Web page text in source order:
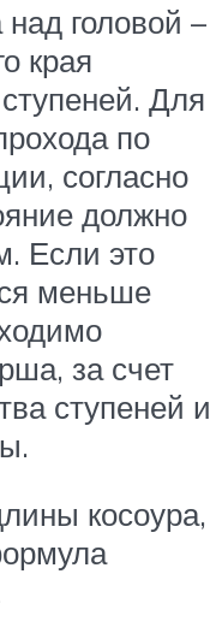
головой –
края
Для
по
согласно
должно
Если это
меньше
за счет
ступеней и
косоура,